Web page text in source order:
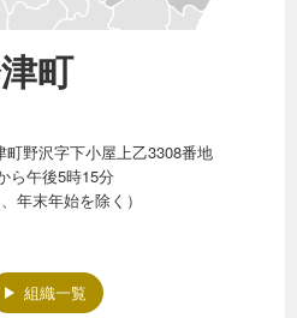
町
野沢字下小屋上乙3308番地
ら午後5時15分
年末年始を除く）
組織一覧